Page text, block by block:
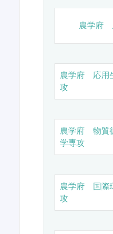
農学府
農学府 応用
攻
農学府 物質
学専攻
農学府 国際
攻